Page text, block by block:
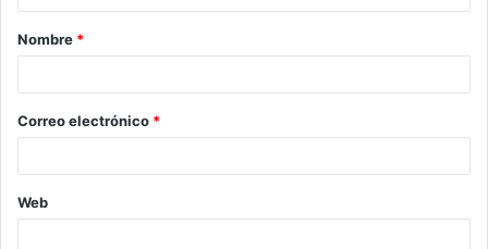
a
r
*
Nombre *
Correo electrónico *
Web